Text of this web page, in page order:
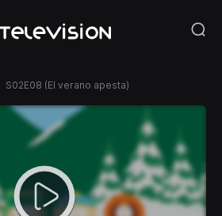
S02E08 (El verano apesta)